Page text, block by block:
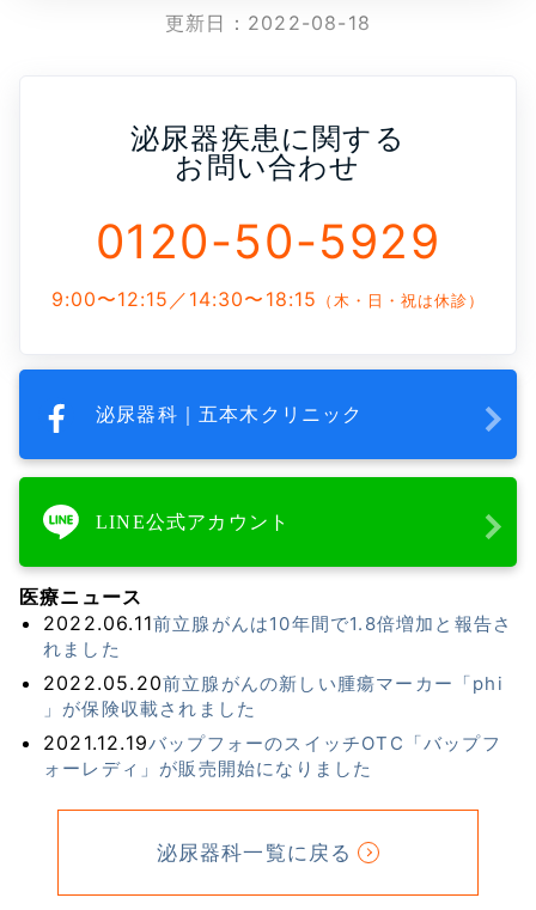
更新日： 2022-08-18
泌尿器疾患に関する
お問い合わせ
0120-50-5929
9:00〜12:15／14:30〜18:15 （木・日・祝は休診）
泌尿器科｜五本木クリニック
LINE公式アカウント
医療ニュース
2022.06.11前立腺がんは10年間で1.8倍増加と報告さ
れました
2022.05.20前立腺がんの新しい腫瘍マーカー「phi
」が保険収載されました
2021.12.19バップフォーのスイッチOTC「バップフ
ォーレディ」が販売開始になりました
泌尿器科一覧に戻る